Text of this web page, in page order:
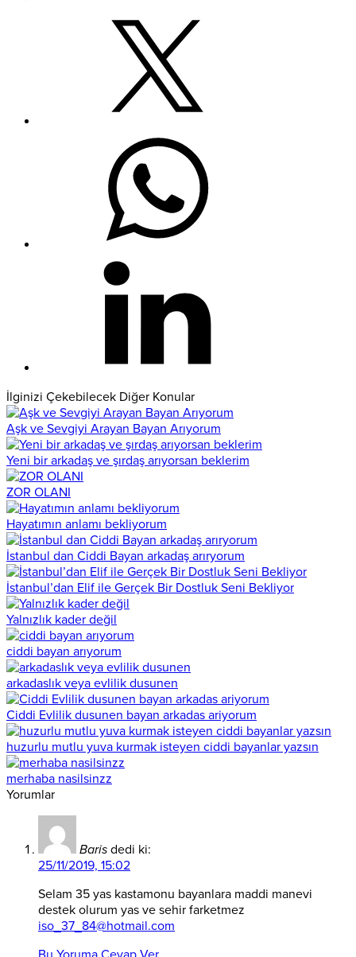
İlginizi Çekebilecek Diğer Konular
Aşk ve Sevgiyi Arayan Bayan Arıyorum
Yeni bir arkadaş ve şırdaş arıyorsan beklerim
ZOR OLANI
Hayatımın anlamı bekliyorum
İstanbul dan Ciddi Bayan arkadaş arıryorum
İstanbul’dan Elif ile Gerçek Bir Dostluk Seni Bekliyor
Yalnızlık kader değil
ciddi bayan arıyorum
arkadaslık veya evlilik dusunen
Ciddi Evlilik dusunen bayan arkadas ariyorum
huzurlu mutlu yuva kurmak isteyen ciddi bayanlar yazsın
merhaba nasilsinzz
Yorumlar
Baris dedi ki:
25/11/2019, 15:02
Selam 35 yas kastamonu bayanlara maddi manevi
destek olurum yas ve sehir farketmez
iso_37_84@hotmail.com